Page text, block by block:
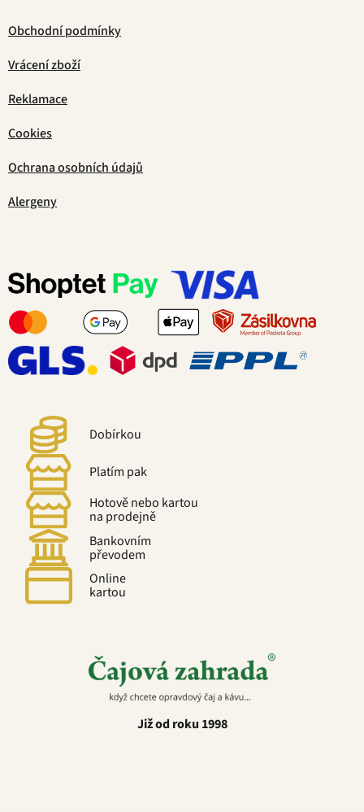
Obchodní podmínky
Vrácení zboží
Reklamace
Cookies
Ochrana osobních údajů
Alergeny
Dobírkou
Platím pak
Hotově nebo kartou
na prodejně
Bankovním
převodem
Online
kartou
Již od roku 1998